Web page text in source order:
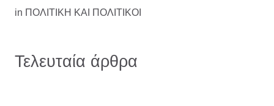
in ΠΟΛΙΤΙΚΗ ΚΑΙ ΠΟΛΙΤΙΚΟΙ
Τελευταία άρθρα